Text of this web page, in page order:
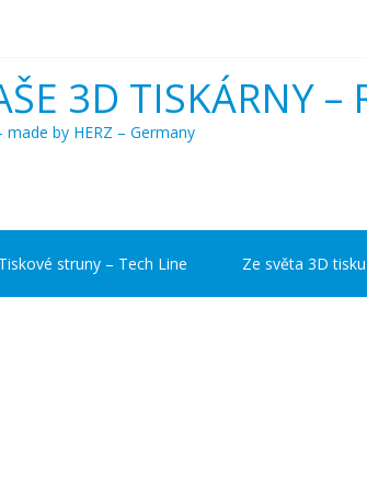
3D TISKÁRNY –
made by HERZ – Germany
Tiskové struny – Tech Line Ze světa 3D tisku